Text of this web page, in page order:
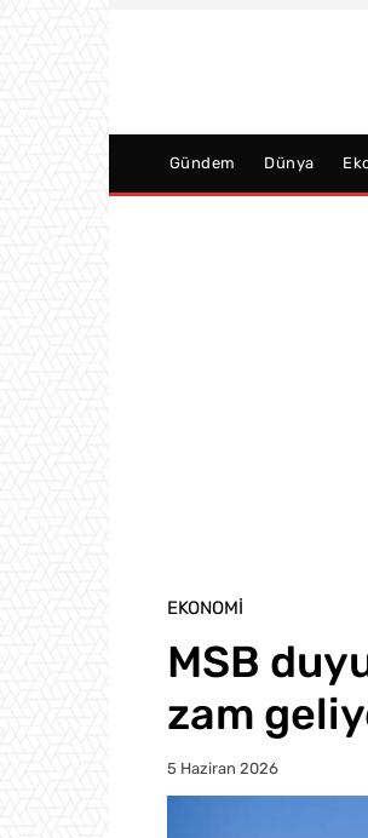
Gündem Dünya
EKONOMI
MSB
zam
5 Haziran 2026